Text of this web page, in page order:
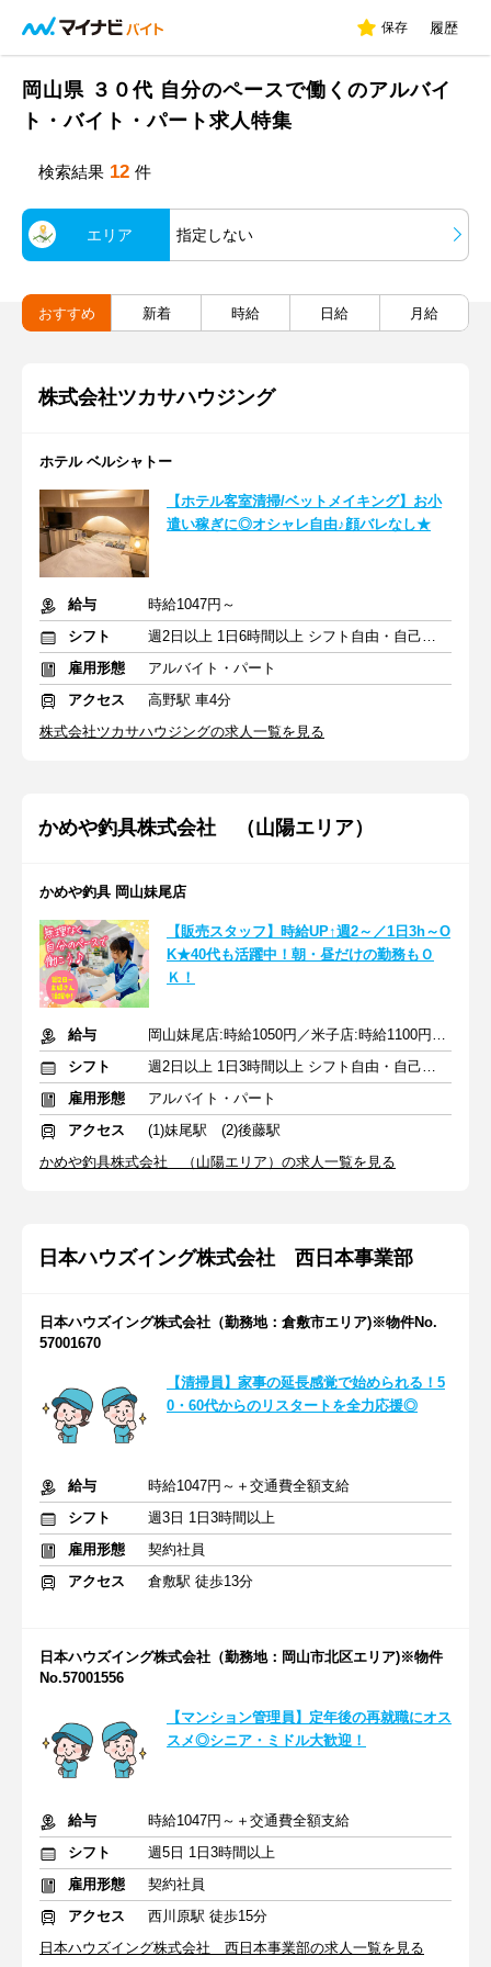
保存 履歴
岡山県 ３０代 自分のペースで働くのアルバイ
ト・バイト・パート求人特集
検索結果 12 件
エリア 指定しない
おすすめ 新着 時給 日給 月給
株式会社ツカサハウジング
ホテル ベルシャトー
【ホテル客室清掃/ベットメイキング】お小
遣い稼ぎに◎オシャレ自由♪顔バレなし★
給与
時給1047円～
シフト
週2日以上 1日6時間以上 シフト自由・自己申告
雇用形態
アルバイト・パート
アクセス
高野駅 車4分
株式会社ツカサハウジングの求人一覧を見る
かめや釣具株式会社 （山陽エリア）
かめや釣具 岡山妹尾店
【販売スタッフ】時給UP↑週2～／1日3h～O
K★40代も活躍中！朝・昼だけの勤務もＯ
Ｋ！
給与
岡山妹尾店:時給1050円／米子店:時給1100円★1分単位で時給支給
シフト
週2日以上 1日3時間以上 シフト自由・自己申告
雇用形態
アルバイト・パート
アクセス
(1)妹尾駅 (2)後藤駅
かめや釣具株式会社 （山陽エリア）の求人一覧を見る
日本ハウズイング株式会社 西日本事業部
日本ハウズイング株式会社（勤務地：倉敷市エリア)※物件No.
57001670
【清掃員】家事の延長感覚で始められる！5
0・60代からのリスタートを全力応援◎
給与
時給1047円～＋交通費全額支給
シフト
週3日 1日3時間以上
雇用形態
契約社員
アクセス
倉敷駅 徒歩13分
日本ハウズイング株式会社（勤務地：岡山市北区エリア)※物件
No.57001556
【マンション管理員】定年後の再就職にオス
スメ◎シニア・ミドル大歓迎！
給与
時給1047円～＋交通費全額支給
シフト
週5日 1日3時間以上
雇用形態
契約社員
アクセス
西川原駅 徒歩15分
日本ハウズイング株式会社 西日本事業部の求人一覧を見る